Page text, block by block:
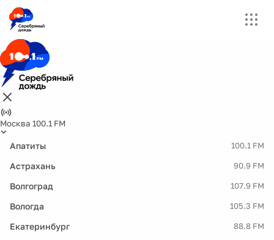
Москва 100.1 FM
Апатиты 100.1 FM
Астрахань 90.9 FM
Волгоград 107.9 FM
Вологда 105.3 FM
Екатеринбург 88.8 FM